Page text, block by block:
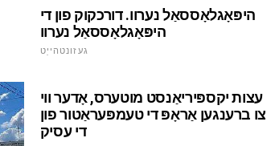
היפּאָגלאָססאַל נערוו. דורכקוק פון די
היפּאָגלאָססאַל נערוו
געזונטהייַט
עצות יקספּיריאַנסט מוטערס, אָדער ווי
צו ברענגען אַראָפּ די טעמפּעראַטור פון
די עסיק